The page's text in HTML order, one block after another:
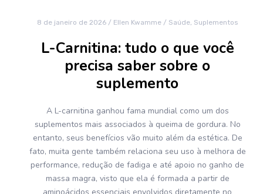
8 de janeiro de 2026 / Ellen Kwamme / Saúde, Suplementos
L-Carnitina: tudo o que você
precisa saber sobre o
suplemento
A L-carnitina ganhou fama mundial como um dos
suplementos mais associados à queima de gordura. No
entanto, seus benefícios vão muito além da estética. De
fato, muita gente também relaciona seu uso à melhora de
performance, redução de fadiga e até apoio no ganho de
massa magra, visto que ela é formada a partir de
aminoácidos essenciais envolvidos diretamente no